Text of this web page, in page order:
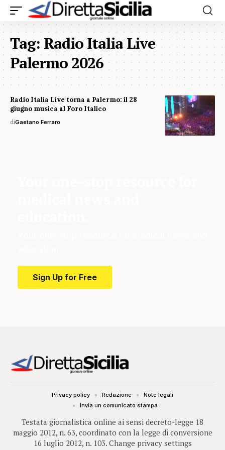
Tag:Radio Italia Live
Palermo 2026
Radio Italia Live torna a Palermo: il 28
giugno musica al Foro Italico
diGaetano Ferraro
Sign Up for Free
Testata giornalistica online ai sensi decreto-legge 18
maggio 2012, n. 63, coordinato con la legge di conversione
16 luglio 2012, n. 103. Change privacy settings
Privacy policy Redazione
Note legali
Invia un comunicato stampa